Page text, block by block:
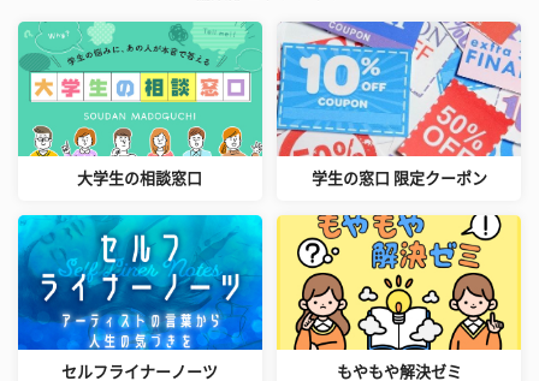
大学生の相談窓口 学生の窓口 限定クーポン
セルフライナーノーツ もやもや解決ゼミ